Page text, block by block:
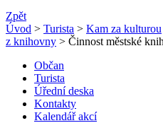
Zpět
Úvod > Turista > Kam za kulturou
z knihovny > Činnost městské
Občan
Turista
Úřední deska
Kontakty
Kalendář akcí